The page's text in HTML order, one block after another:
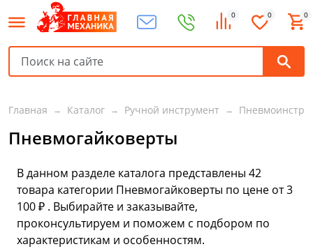
0 0 0
Главная Каталог Ручной инструмент
Пневмогайковерты
В данном разделе каталога представлены 42
товара категории Пневмогайковерты по цене от 3
100 ₽ . Выбирайте и заказывайте,
проконсультируем и поможем с подбором по
характеристикам и особенностям.